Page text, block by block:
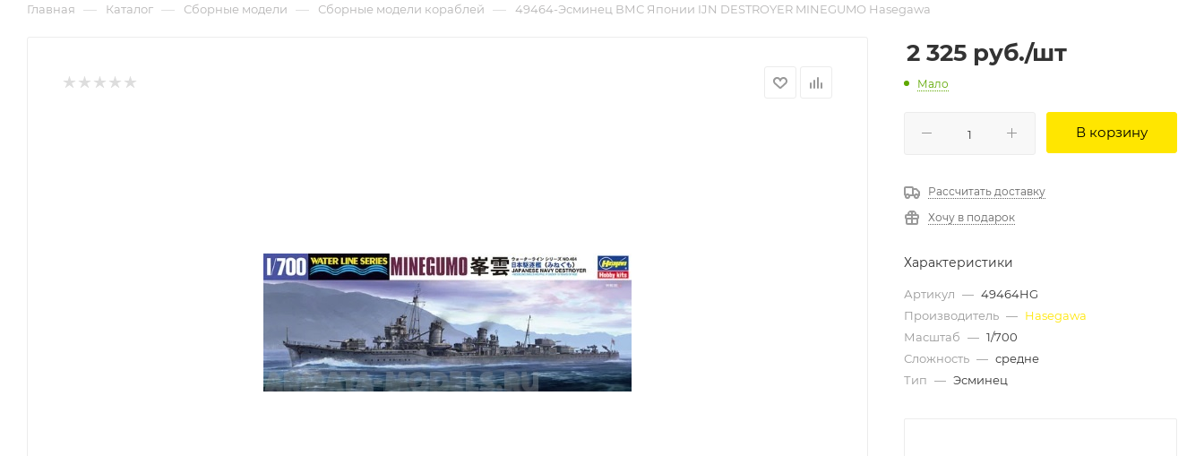
Главная — Каталог — Сборные модели — Сборные модели кораблей — 49464-Эсминец ВМС Японии IJN DESTROYER MINEGUMO Hasegawa
2 325 руб./шт
Мало
В корзину
Рассчитать доставку
Хочу в подарок
Характеристики
Артикул — 49464HG
Производитель — Hasegawa
Масштаб — 1/700
Сложность — средне
Тип — Эсминец